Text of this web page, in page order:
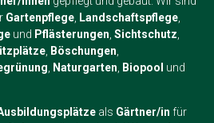
Gartenpflege Landschaftspflege
und Pflästerungen Sichtschutz
Böschungen
Naturgarten Biopool und
als Gärtner/in für